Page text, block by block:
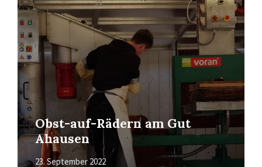
Obst-auf-Rädern am Gut
Ahausen
23. September 2022